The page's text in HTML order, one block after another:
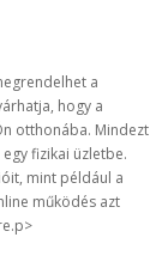
a
hogy a
otthonába. Mindezt
fizikai üzletbe.
mint például a
működés azt